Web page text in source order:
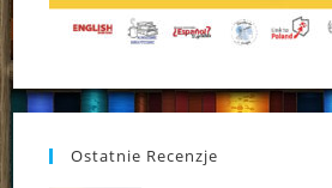
Ostatnie Recenzje